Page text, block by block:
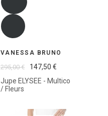
VANESSA BRUNO
Jupe ELYSEE - Multico
/ Fleurs
295,00 € 147,50 €